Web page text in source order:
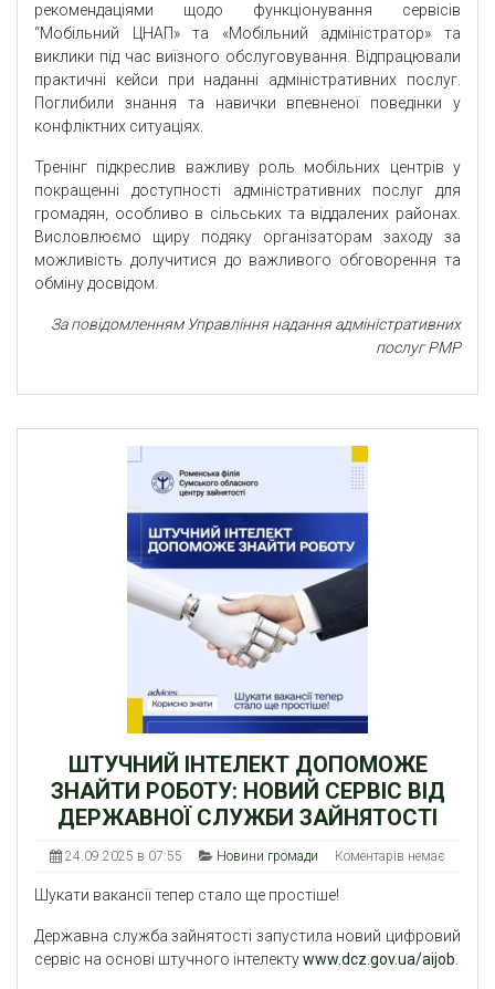
рекомендаціями щодо функціонування сервісів
“Мобільний ЦНАП» та «Мобільний адміністратор» та
виклики під час виїзного обслуговування. Відпрацювали
практичні кейси при наданні адміністративних послуг.
Поглибили знання та навички впевненої поведінки у
конфліктних ситуаціях.
Тренінг підкреслив важливу роль мобільних центрів у
покращенні доступності адміністративних послуг для
громадян, особливо в сільських та віддалених районах.
Висловлюємо щиру подяку організаторам заходу за
можливість долучитися до важливого обговорення та
обміну досвідом.
За повідомленням Управління надання адміністративних
послуг РМР
ШТУЧНИЙ ІНТЕЛЕКТ ДОПОМОЖЕ
ЗНАЙТИ РОБОТУ: НОВИЙ СЕРВІС ВІД
ДЕРЖАВНОЇ СЛУЖБИ ЗАЙНЯТОСТІ
24.09.2025 в 07:55 Новини громади Коментарів немає
Шукати вакансії тепер стало ще простіше!
Державна служба зайнятості запустила новий цифровий
сервіс на основі штучного інтелектуwww.dcz.gov.ua/aijob